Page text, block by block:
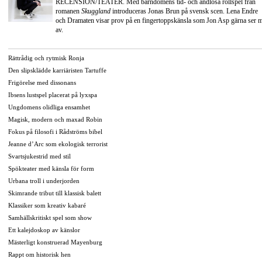
RECENSION/TEATER. Med barndomens tid- och ändlösa rollspel från
romanen Skuggland introduceras Jonas Brun på svensk scen. Lena Endre
och Dramaten visar prov på en fingertoppskänsla som Jon Asp gärna ser
av.
Rättrådig och rytmisk Ronja
Den slipsklädde karriäristen Tartuffe
Frigörelse med dissonans
Ibsens lustspel placerat på lyxspa
Ungdomens olidliga ensamhet
Magisk, modern och maxad Robin
Fokus på filosofi i Rådströms bibel
Jeanne d’Arc som ekologisk terrorist
Svartsjukestrid med stil
Spökteater med känsla för form
Urbana troll i underjorden
Skimrande tribut till klassisk balett
Klassiker som kreativ kabaré
Samhällskritiskt spel som show
Ett kalejdoskop av känslor
Mästerligt konstruerad Mayenburg
Rappt om historisk hen